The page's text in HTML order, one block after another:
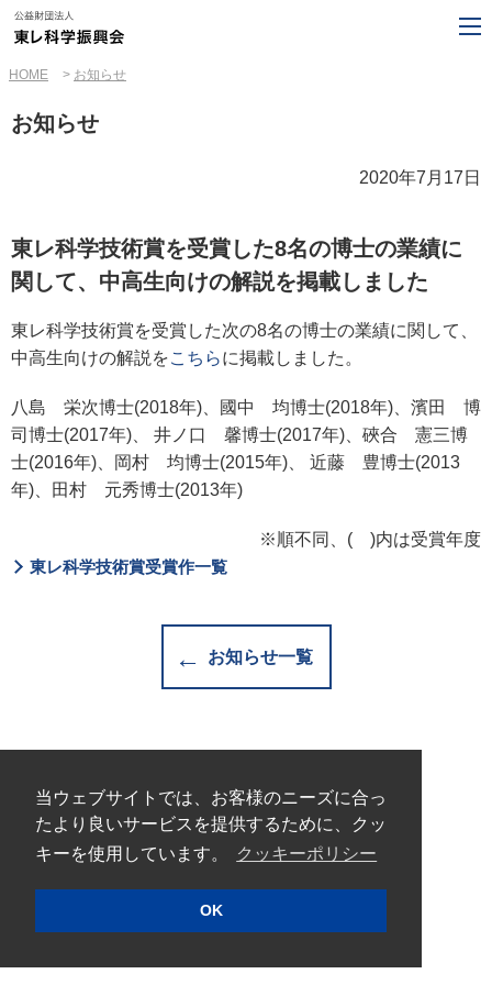
当ウェブサイトでは、お客様のニーズに合っ
たより良いサービスを提供するために、クッ
キーを使用しています。
クッキーポリシー
OK
HOME お知らせ
お知らせ
2020年7月17日
東レ科学技術賞を受賞した8名の博士の業績に
関して、中高生向けの解説を掲載しました
東レ科学技術賞を受賞した次の8名の博士の業績に関して、
中高生向けの解説をこちらに掲載しました。
八島 栄次博士(2018年)、國中 均博士(2018年)、濱田 博
司博士(2017年)、
井ノ口 馨博士(2017年)、硤合 憲三博
士(2016年)、岡村 均博士(2015年)、
近藤 豊博士(2013
年)、田村 元秀博士(2013年)
※順不同、( )内は受賞年度
東レ科学技術賞受賞作一覧
お知らせ一覧
プライバシーポリシー
クッキーポリシー
サイトマップ
Copyright © 2026 TORAY SCIENCE FOUNDATION